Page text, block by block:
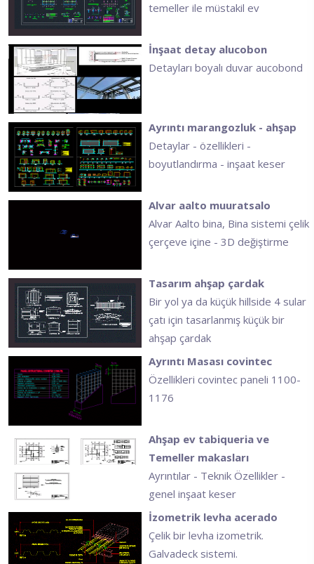
temeller ile müstakil ev
İnşaat detay alucobon
Detayları boyalı duvar aucobond
Ayrıntı marangozluk - ahşap
Detaylar - özellikleri -
boyutlandırma - inşaat keser
Alvar aalto muuratsalo
Alvar Aalto bina, Bina sistemi çelik
çerçeve içine - 3D değiştirme
Tasarım ahşap çardak
Bir yol ya da küçük hillside 4 sular
çatı için tasarlanmış küçük bir
ahşap çardak
Ayrıntı Masası covintec
Özellikleri covintec paneli 1100-
1176
Ahşap ev tabiqueria ve
Temeller makasları
Ayrıntılar - Teknik Özellikler -
genel inşaat keser
İzometrik levha acerado
Çelik bir levha izometrik.
Galvadeck sistemi.